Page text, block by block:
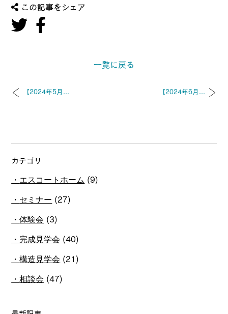
この記事をシェア
一覧に戻る
【2024年5月... 【2024年6月...
カテゴリ
エスコートホーム (9)
セミナー (27)
体験会 (3)
完成見学会 (40)
構造見学会 (21)
相談会 (47)